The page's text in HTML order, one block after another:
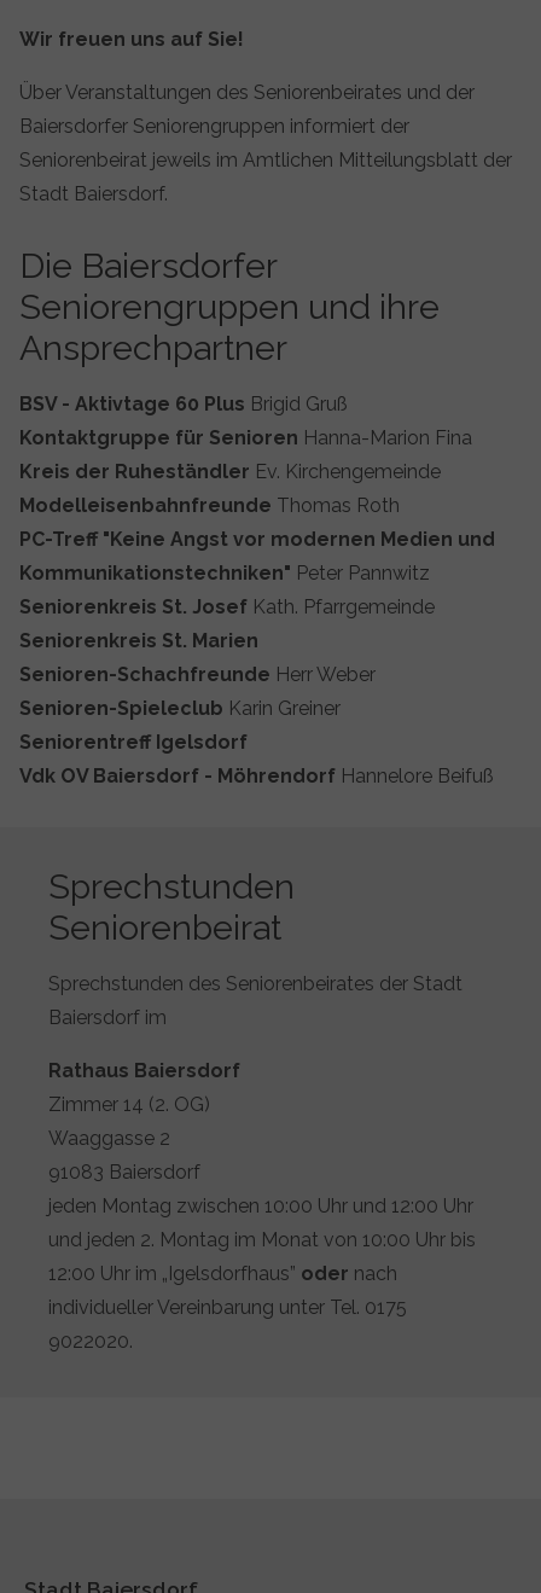
Wir freuen uns auf Sie!
Über Veranstaltungen des Seniorenbeirates und der
Baiersdorfer Seniorengruppen informiert der
Seniorenbeirat jeweils im Amtlichen Mitteilungsblatt der
Stadt Baiersdorf.
Die Baiersdorfer
Seniorengruppen und ihre
Ansprechpartner
BSV - Aktivtage 60 Plus Brigid Gruß
Kontaktgruppe für Senioren Hanna-Marion Fina
Kreis der Ruheständler Ev. Kirchengemeinde
Modelleisenbahnfreunde Thomas Roth
PC-Treff "Keine Angst vor modernen Medien und
Kommunikationstechniken" Peter Pannwitz
Seniorenkreis St. Josef Kath. Pfarrgemeinde
Seniorenkreis St. Marien
Senioren-Schachfreunde Herr Weber
Senioren-Spieleclub Karin Greiner
Seniorentreff Igelsdorf
Vdk OV Baiersdorf - Möhrendorf Hannelore Beifuß
Sprechstunden
Seniorenbeirat
Sprechstunden des Seniorenbeirates der Stadt
Baiersdorf im
Rathaus Baiersdorf
Zimmer 14 (2. OG)
Waaggasse 2
91083 Baiersdorf
jeden Montag zwischen 10:00 Uhr und 12:00 Uhr
und jeden 2. Montag im Monat von 10:00 Uhr bis
12:00 Uhr im „Igelsdorfhaus” oder nach
individueller Vereinbarung unter Tel. 0175
9022020.